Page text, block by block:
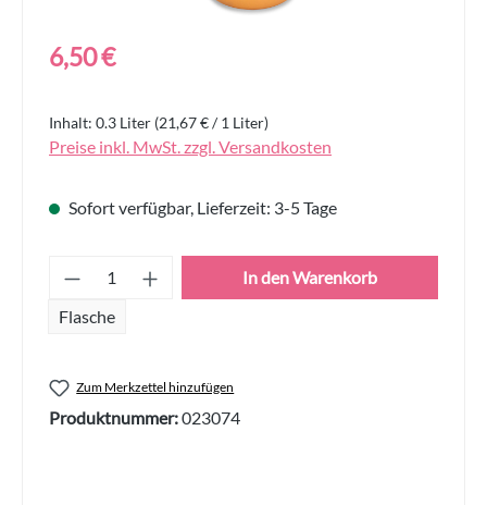
Regulärer Preis:
6,50 €
Inhalt: 0.3 Liter (21,67 € / 1 Liter)
Preise inkl. MwSt. zzgl. Versandkosten
Sofort verfügbar, Lieferzeit: 3-5 Tage
Produkt Anzahl: Gib den gewünschten
Flasche
In den Warenkorb
Zum Merkzettel hinzufügen
Produktnummer:023074